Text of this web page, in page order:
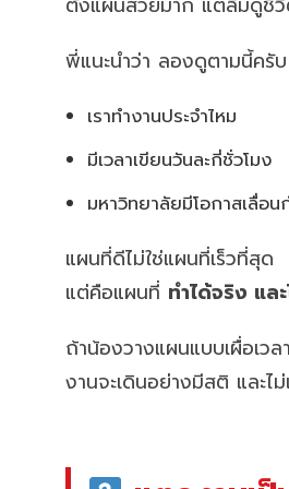
พี่แนะนำว่า ลองดูตามนี้ครับ
เราทำงานประจำไหม
มีเวลาเขียนวันละกี่ชั่วโมง
มหาวิทยาลัยมีโอกาสเลื่อน
แผนที่ดีไม่ใช่แผนที่เร็วที่สุด
แต่คือแผนที่ ทำได้จริง แล
ถ้าน้องวางแผนแบบเผื่อเว
งานจะเดินอย่างมีสติ และไ